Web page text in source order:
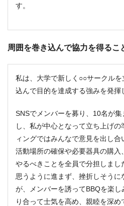
す。
周囲を巻き込んで協力を得るこ
私は、大学で新しく○○サークル
込んで目的を達成する強みを発揮
SNSでメンバーを募り、10名が
し、私が中心となって立ち上げ
ィングではみんなで意見を出し合
活動場所の確保や必要器具の購入
やるべきことを全員で分担しま
思うように進まず、挫折しそうに
が、メンバーを誘ってBBQを楽
り合って士気を高め、親睦を深